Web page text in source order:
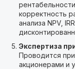
корректность
анализа NPV,
Экспертиза
Проводится
акционерами и